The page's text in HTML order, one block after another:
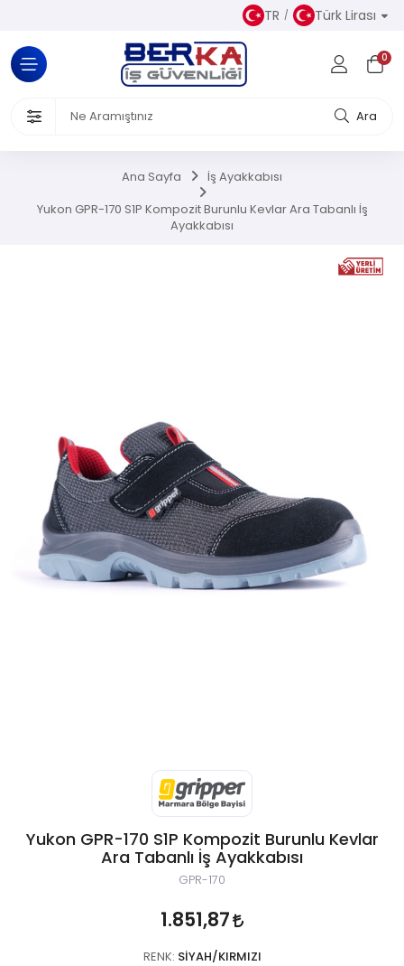
TR Türk Lirası
0
Ara
Kıyafetler
Ürünleri
Ana Sayfa İş Ayakkabısı
Yukon GPR-170 S1P Kompozit Burunlu Kevlar Ara Tabanlı İş
Ayakkabısı
Yukon GPR-170 S1P Kompozit Burunlu Kevlar
Ara Tabanlı İş Ayakkabısı
GPR-170
1.851,87
RENK: SIYAH/KIRMIZI